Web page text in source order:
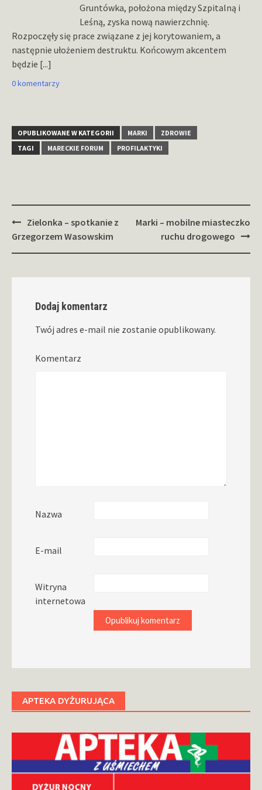
Gruntówka, położona między Szpitalną i
Leśną, zyska nową nawierzchnię.
Rozpoczęły się prace związane z jej korytowaniem, a
następnie ułożeniem destruktu. Końcowym akcentem
będzie [...]
0 komentarzy
OPUBLIKOWANE W KATEGORII MARKI
ZDROWIE
TAGI
MARECKIE FORUM PROFILAKTYKI
Zobacz
wpisy
Zielonka – spotkanie z
Grzegorzem Wasowskim
Marki – mobilne miasteczko
ruchu drogowego
Dodaj komentarz
Twój adres e-mail nie zostanie opublikowany.
Komentarz
Nazwa
E-mail
Witryna
internetowa
APTEKA DYŻURUJĄCA